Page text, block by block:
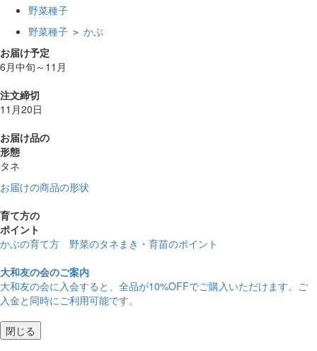
野菜種子
野菜種子 ＞ かぶ
お届け予定
6月中旬～11月
注文締切
11月20日
お届け品の
形態
タネ
お届けの商品の形状
育て方の
ポイント
かぶの育て方 野菜のタネまき・育苗のポイント
大和友の会のご案内
大和友の会に入会すると、 全品が10%OFFでご購入いただけます。ご
入金と同時にご利用可能です。
閉じる